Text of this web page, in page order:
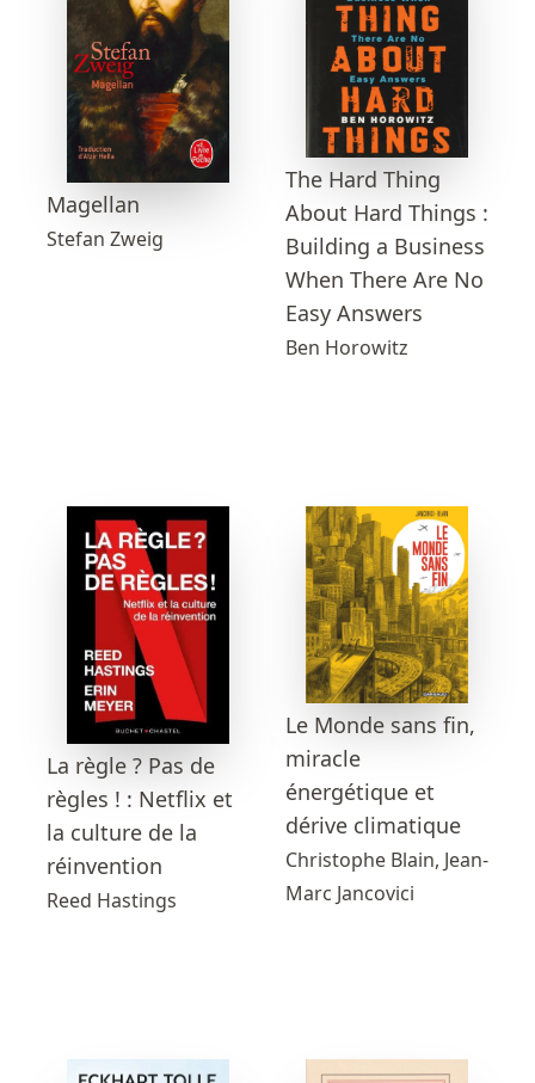
Magellan
Stefan Zweig
The Hard Thing
About Hard Things :
Building a Business
When There Are No
Easy Answers
Ben Horowitz
La règle ? Pas de
règles ! : Netflix et
la culture de la
réinvention
Reed Hastings
Le Monde sans fin,
miracle
énergétique et
dérive climatique
Christophe Blain, Jean-
Marc Jancovici